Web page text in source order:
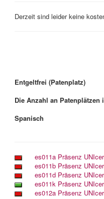
Derzeit sind leider keine
Entgeltfrei (Patenplatz)
Die Anzahl an Patenplätzen
Spanisch